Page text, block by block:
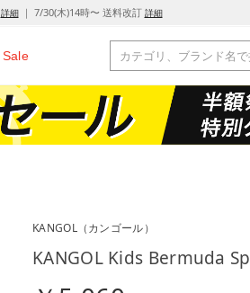
詳細｜ 7/30(木)14時〜 送料改訂 詳細
Sale
KANGOL（カンゴール）
KANGOL Kids Bermuda